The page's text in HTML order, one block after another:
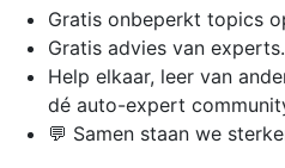
Gratis onbeperkt topics
Gratis advies van experts.
Help elkaar, leer van
dé auto-expert
💬 Samen staan we